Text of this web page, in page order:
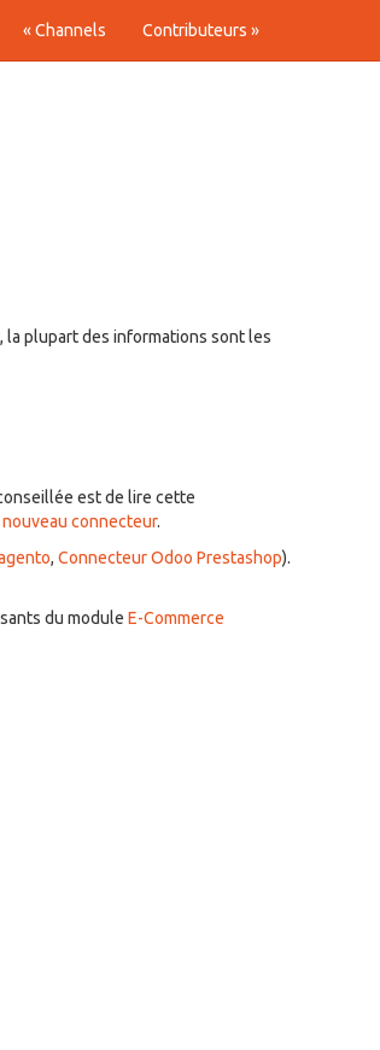
« Channels Contributeurs »
la plupart des informations sont les
est de lire cette
connecteur.
, Connecteur Odoo Prestashop).
du module E-Commerce